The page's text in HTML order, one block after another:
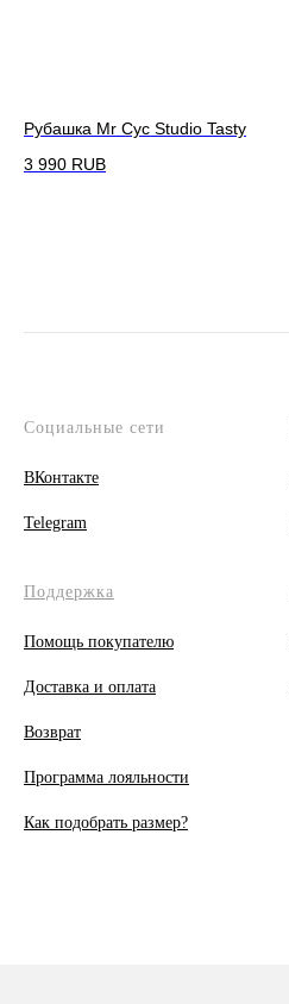
Рубашка Mr Cyc Studio Tasty
3 990 RUB
Социальные сети
ВКонтакте
Telegram
Поддержка
Помощь покупателю
Доставка и оплата
Возврат
Программа лояльности
Как подобрать размер?